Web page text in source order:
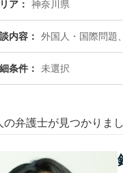
ア 神奈川県
内容 外国人・国際問題
条件 未選択
の弁護士が見つかりま